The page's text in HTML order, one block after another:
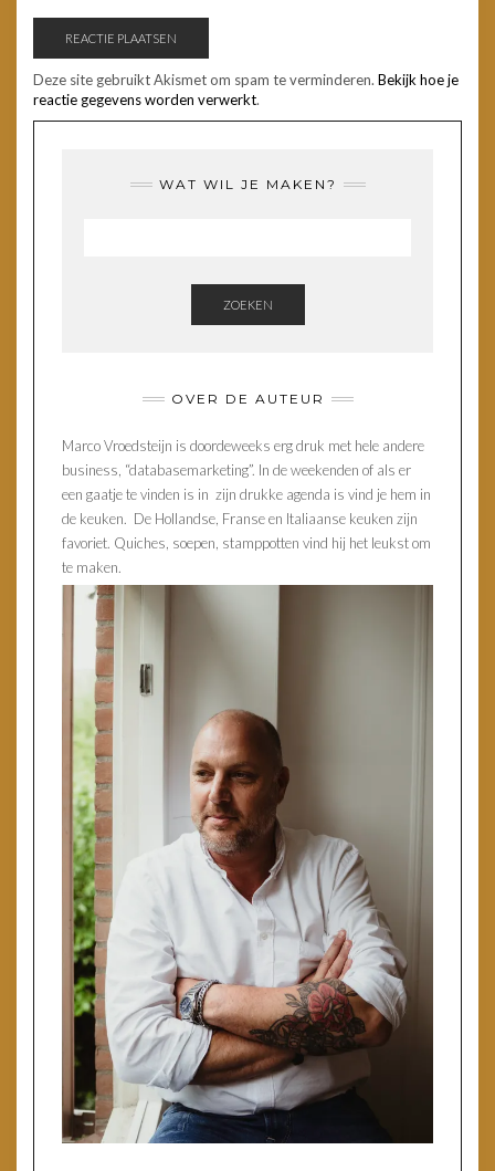
Deze site gebruikt Akismet om spam te verminderen. Bekijk hoe je
reactie gegevens worden verwerkt.
WAT WIL JE MAKEN?
ZOEKEN
OVER DE AUTEUR
Marco Vroedsteijn is doordeweeks erg druk met hele andere
business, “databasemarketing”. In de weekenden of als er
een gaatje te vinden is in zijn drukke agenda is vind je hem in
de keuken. De Hollandse, Franse en Italiaanse keuken zijn
favoriet. Quiches, soepen, stamppotten vind hij het leukst om
te maken.